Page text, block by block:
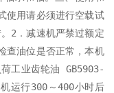
使用请必须进行空载试
2．减速机严禁过额定
查油位是否正常，本机
工业齿轮油 GB5903-
运行300～400小时后